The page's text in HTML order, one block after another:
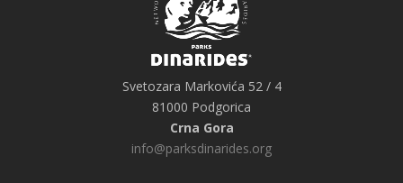
Svetozara Markovića 52 / 4
81000 Podgorica
Crna Gora
info@parksdinarides.org